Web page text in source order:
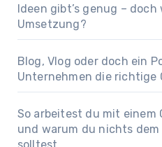
Ideen gibt’s genug –
Umsetzung?
Blog, Vlog oder doch ein
Unternehmen die
So arbeitest du mit einem
und warum du nichts